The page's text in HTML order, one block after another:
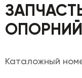
ОПОРНИЙ
Каталожный